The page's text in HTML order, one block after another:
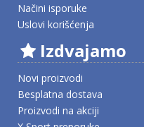
Načini isporuke
Uslovi korišćenja
Izdvajamo
Novi proizvodi
Besplatna dostava
Proizvodi na akciji